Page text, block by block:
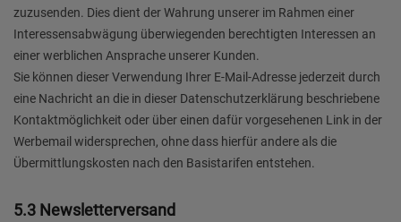
zuzusenden. Dies dient der Wahrung unserer im Rahmen einer
Interessensabwägung überwiegenden berechtigten Interessen an
einer werblichen Ansprache unserer Kunden.
Sie können dieser Verwendung Ihrer E-Mail-Adresse jederzeit durch
eine Nachricht an die in dieser Datenschutzerklärung beschriebene
Kontaktmöglichkeit oder über einen dafür vorgesehenen Link in der
Werbemail widersprechen, ohne dass hierfür andere als die
Übermittlungskosten nach den Basistarifen entstehen.
5.3 Newsletterversand